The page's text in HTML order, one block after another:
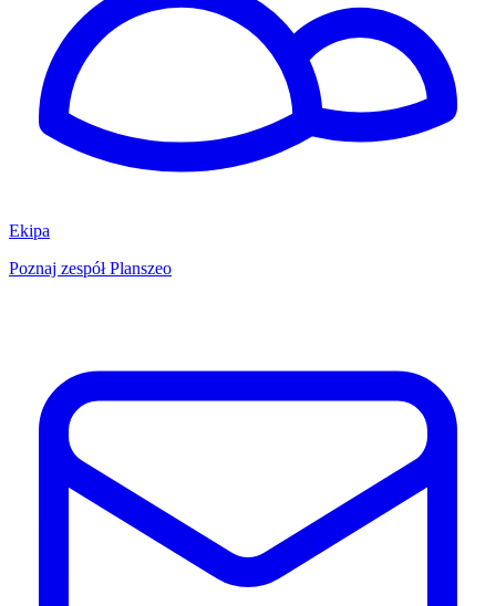
Ekipa
Poznaj zespół Planszeo